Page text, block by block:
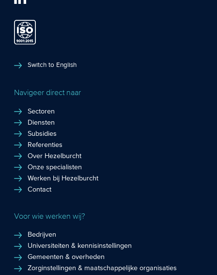
Switch to English
Navigeer direct naar
Sectoren
Diensten
Subsidies
Referenties
Over Hezelburcht
Onze specialisten
Werken bij Hezelburcht
Contact
Voor wie werken wij?
Bedrijven
Universiteiten & kennisinstellingen
Gemeenten & overheden
Zorginstellingen & maatschappelijke organisaties